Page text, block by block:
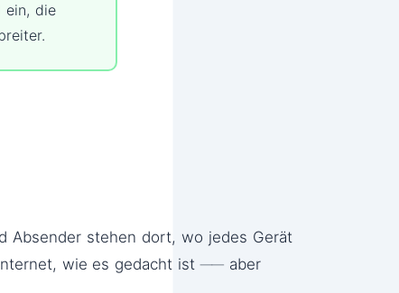
die
Absender stehen dort, wo jedes Gerät
wie es gedacht ist ── aber